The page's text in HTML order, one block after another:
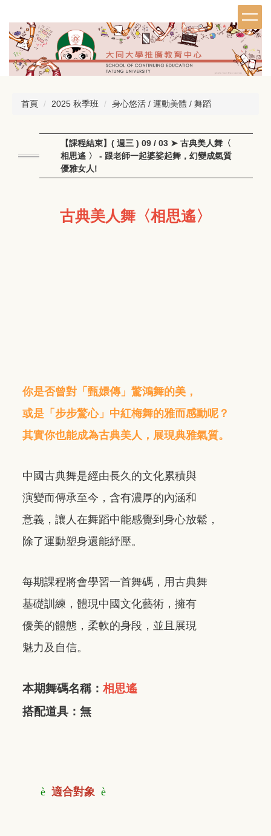
到
主
內
首頁
2025 秋季班 身心悠活 / 運動美體 / 舞蹈
【課程結束】( 週三 ) 09 / 03 ➤ 古典美人舞〈
相思遙 〉 - 跟老師一起婆娑起舞，幻變成氣質
優雅女人!
古典美人舞〈相思遙〉
你是否曾對「甄嬛傳」驚鴻舞的美，
或是「步步驚心」中紅梅舞的雅而感動呢？
其實你也能成為古典美人，展現典雅氣質。
中國古典舞是經由長久的文化累積與
演變而傳承至今， 含有濃厚的內涵和
意義， 讓人在舞蹈中能感覺到身心放鬆，
除了運動塑身還能紓壓。
每期課程將會學習一首舞碼，用古典舞
基礎訓練，體現中國文化藝術，擁有
優美的體態，柔軟的身段，並且展現
魅力及自信。
本期舞碼名稱： 相思遙
搭配道具：無
è 適合對象 è